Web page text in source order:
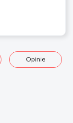
Opinie